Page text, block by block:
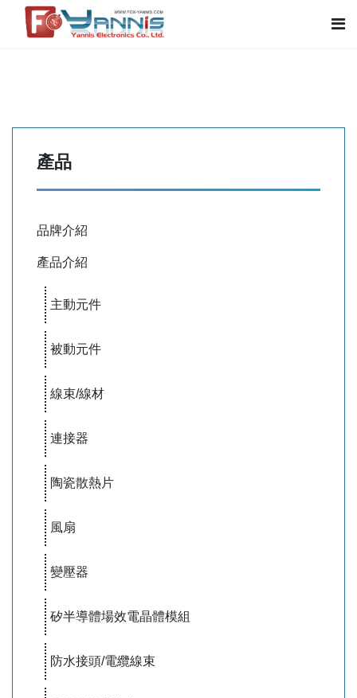
產品
品牌介紹
產品介紹
主動元件
被動元件
線束/線材
連接器
陶瓷散熱片
風扇
變壓器
矽半導體場效電晶體模組
防水接頭/電纜線束